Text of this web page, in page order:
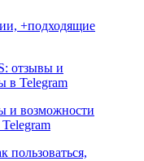
+подходящие
и возможности